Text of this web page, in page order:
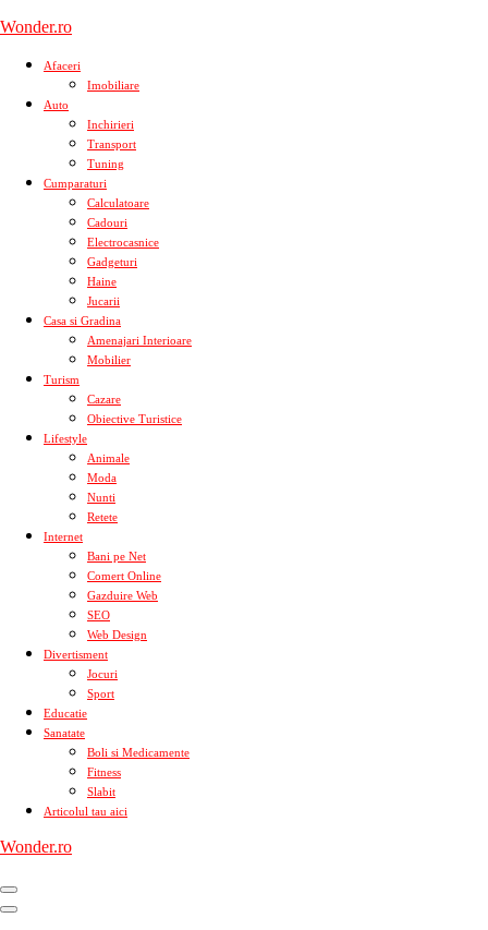
Skip
content
Wonder.ro
Afaceri
Imobiliare
Auto
Inchirieri
Transport
Tuning
Cumparaturi
Calculatoare
Cadouri
Electrocasnice
Gadgeturi
Haine
Jucarii
Casa si Gradina
Amenajari Interioare
Mobilier
Turism
Cazare
Obiective Turistice
Lifestyle
Animale
Moda
Nunti
Retete
Internet
Bani pe Net
Comert Online
Gazduire Web
SEO
Web Design
Divertisment
Jocuri
Sport
Educatie
Sanatate
Boli si Medicamente
Fitness
Slabit
Articolul tau aici
Wonder.ro